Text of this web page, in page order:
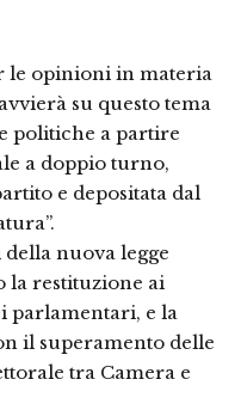
le opinioni in materia
su questo tema
politiche a partire
a doppio turno,
e depositata dal
nuova legge
la restituzione ai
parlamentari, e la
il superamento delle
tra Camera e